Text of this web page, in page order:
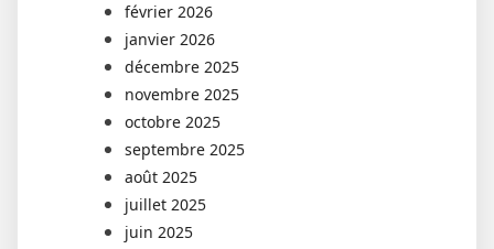
février 2026
janvier 2026
décembre 2025
novembre 2025
octobre 2025
septembre 2025
août 2025
juillet 2025
juin 2025